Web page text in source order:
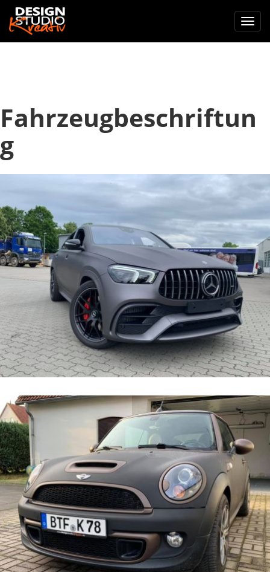
nav
Fahrzeugbeschriftun
g